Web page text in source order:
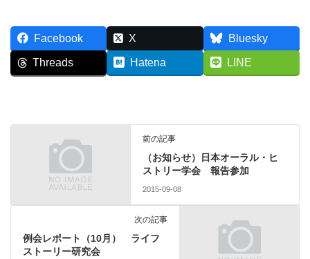
Facebook X Bluesky
Threads Hatena LINE
前の記事
（お知らせ）日本オーラル・ヒ
ストリー学会 報告参加
2015-09-08
次の記事
例会レポート（10月） ライフ
ストーリー研究会